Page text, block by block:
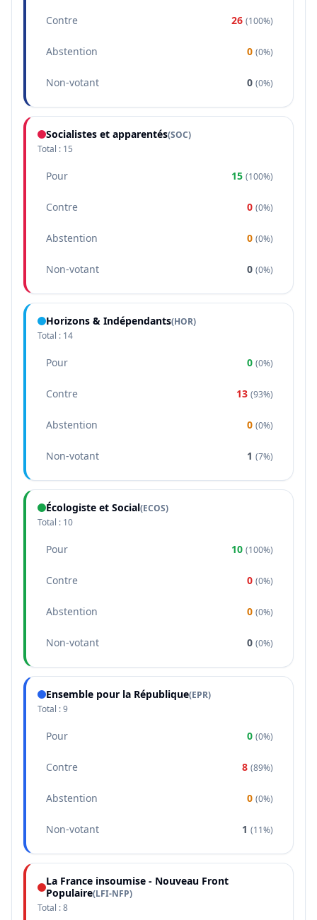
Contre 26 (100%)
Abstention 0 (0%)
Non-votant 0 (0%)
Socialistes et apparentés(SOC)
Total : 15
Pour 15 (100%)
Contre 0 (0%)
Abstention 0 (0%)
Non-votant 0 (0%)
Horizons & Indépendants(HOR)
Total : 14
Pour 0 (0%)
Contre 13 (93%)
Abstention 0 (0%)
Non-votant 1 (7%)
Écologiste et Social(ECOS)
Total : 10
Pour 10 (100%)
Contre 0 (0%)
Abstention 0 (0%)
Non-votant 0 (0%)
Ensemble pour la République(EPR)
Total :9
Pour 0 (0%)
Contre 8 (89%)
Abstention 0 (0%)
Non-votant 1 (11%)
La France insoumise - Nouveau Front
Populaire(LFI-NFP)
Total :8